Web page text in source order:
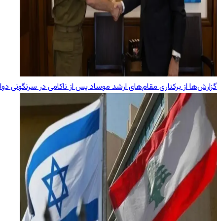
گزارش‌ها از برکناری مقام‌های ارشد موساد پس از ناکامی در سرنگونی